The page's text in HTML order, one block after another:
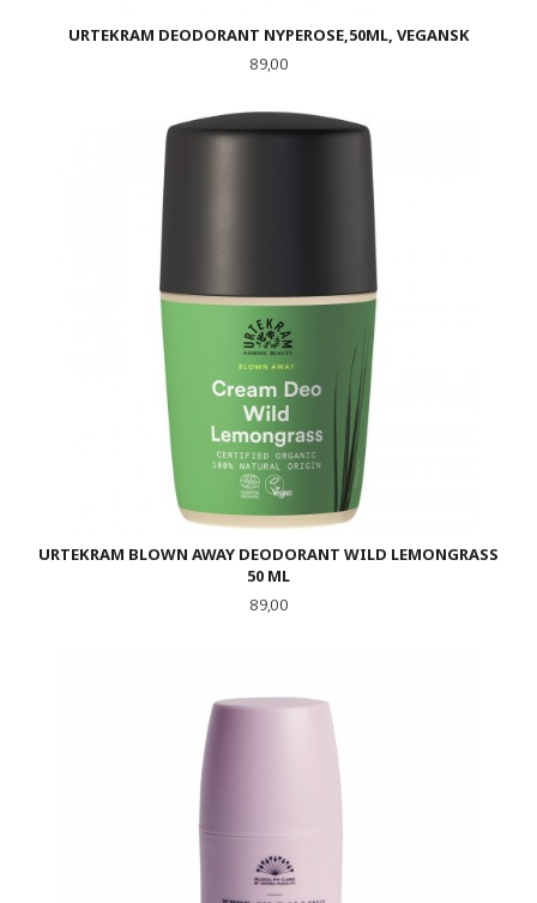
URTEKRAM DEODORANT NYPEROSE,50ML, VEGANSK
Pris
89,00
URTEKRAM BLOWN AWAY DEODORANT WILD LEMONGRASS
50 ML
Pris
89,00